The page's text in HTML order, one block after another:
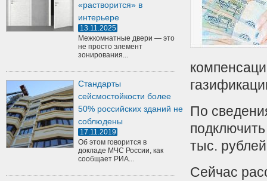
«растворится» в
интерьере
13.11.2025
Межкомнатные двери — это
не просто элемент
зонирования...
Стандарты
сейсмостойкости более
50% российских зданий не
соблюдены
17.11.2019
Об этом говорится в
докладе МЧС России, как
сообщает РИА...
По
тыс.
Сейчас